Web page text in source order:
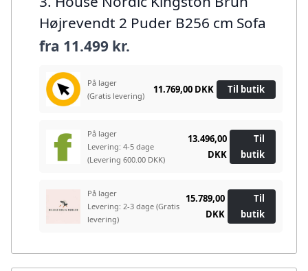
Højrevendt 2 Puder B256 cm Sofa
fra 11.499 kr.
På lager
(Gratis levering)
11.769,00 DKK Til butik
På lager
Levering: 4-5 dage
(Levering 600.00 DKK)
13.496,00
DKK
Til
butik
På lager
Levering: 2-3 dage (Gratis
levering)
15.789,00
DKK
Til
butik